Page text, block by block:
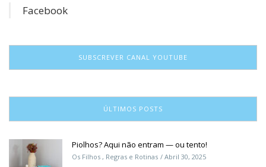
Facebook
SUBSCREVER CANAL YOUTUBE
ÚLTIMOS POSTS
Piolhos? Aqui não entram — ou tento!
Os Filhos , Regras e Rotinas Abril 30, 2025